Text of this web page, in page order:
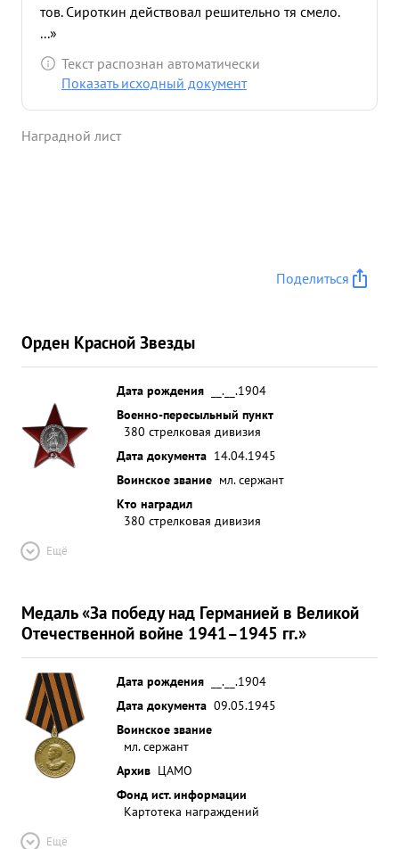
тов. Сироткин действовал решительно тя смело.
...»
Текст распознан автоматически
Показать исходный документ
Наградной лист
Поделиться
Орден Красной Звезды
Дата рождения
__.__.1904
Военно-пересыльный пункт
380 стрелковая дивизия
Дата документа 14.04.1945
Воинское звание мл. сержант
Кто наградил
380 стрелковая дивизия
Ещё
Медаль «За победу над Германией в Великой
Отечественной войне 1941–1945 гг.»
Дата рождения
__.__.1904
Дата документа 09.05.1945
Воинское звание
мл. сержант
Архив ЦАМО
Фонд ист. информации
Картотека награждений
Ещё